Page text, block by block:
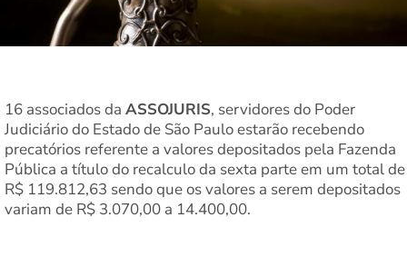
16 associados da ASSOJURIS, servidores do Poder
Judiciário do Estado de São Paulo estarão recebendo
precatórios referente a valores depositados pela Fazenda
Pública a título do recalculo da sexta parte em um total de
R$ 119.812,63 sendo que os valores a serem depositados
variam de R$ 3.070,00 a 14.400,00.